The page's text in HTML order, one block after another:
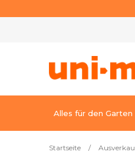
Alles für den Garten
Startseite /